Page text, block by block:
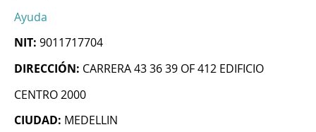
Ayuda
NIT: 9011717704
DIRECCIÓN: CARRERA 43 36 39 OF 412 EDIFICIO
CENTRO 2000
CIUDAD: MEDELLIN